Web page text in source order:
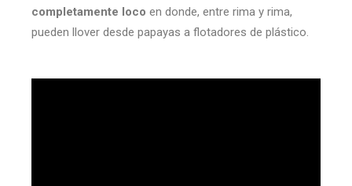
completamente loco en donde, entre rima y rima,
pueden llover desde papayas a flotadores de plástico.